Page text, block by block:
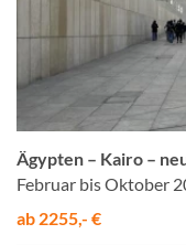
Ägypten – Kairo –
Februar bis Oktober
ab 2255,- €